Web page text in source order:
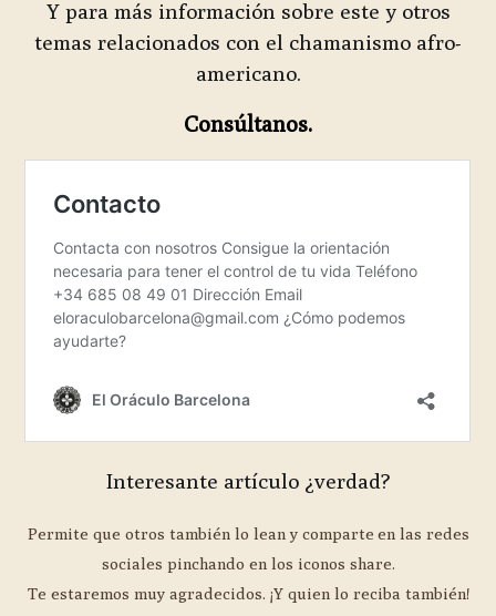
Y para más información sobre este y otros
temas relacionados con el chamanismo afro-
americano.
Consúltanos.
Interesante artículo ¿verdad?
Permite que otros también lo lean y comparte en las redes
sociales pinchando en los iconos share.
Te estaremos muy agradecidos. ¡Y quien lo reciba también!